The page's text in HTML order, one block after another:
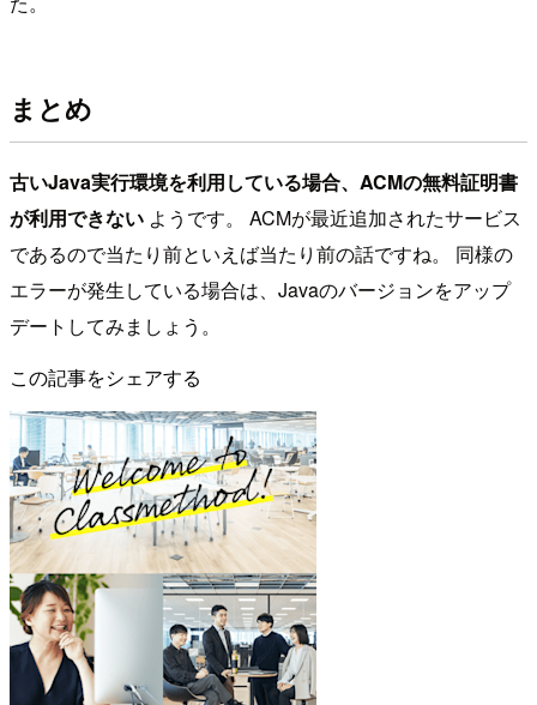
まとめ
古いJava実行環境を利用している場合、ACMの無料証明書
が利用できない ようです。 ACMが最近追加されたサービス
であるので当たり前といえば当たり前の話ですね。 同様の
エラーが発生している場合は、Javaのバージョンをアップ
デートしてみましょう。
この記事をシェアする